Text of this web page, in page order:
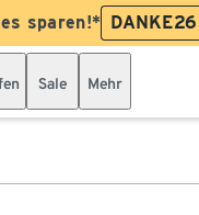
sparen!* DANKE26
Sale Mehr